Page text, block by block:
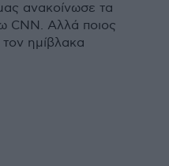
ανακοίνωσε τα
CNN. Αλλά ποιος
ημίβλακα